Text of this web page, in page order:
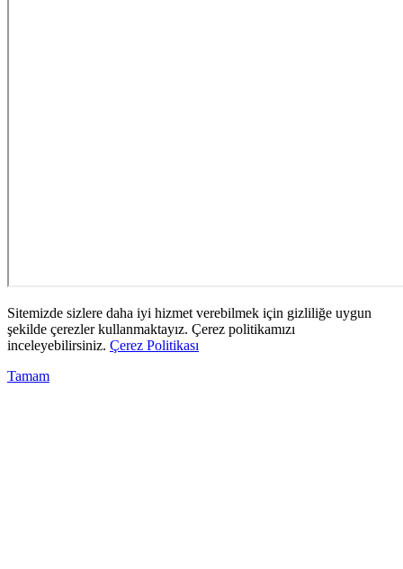
Sitemizde sizlere daha iyi hizmet verebilmek için gizliliğe uygun
şekilde çerezler kullanmaktayız. Çerez politikamızı
inceleyebilirsiniz. Çerez Politikası
Tamam